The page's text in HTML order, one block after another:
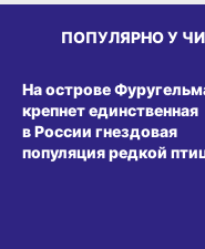
ПОПУЛЯРНО У
На острове
крепнет единственная
в России гнездовая
популяция редкой